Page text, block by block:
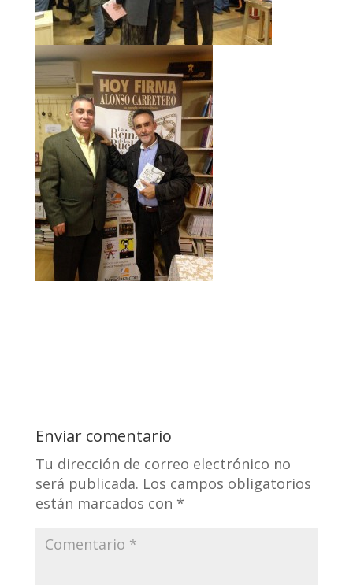
Enviar comentario
Tu dirección de correo electrónico no
será publicada. Los campos obligatorios
están marcados con *